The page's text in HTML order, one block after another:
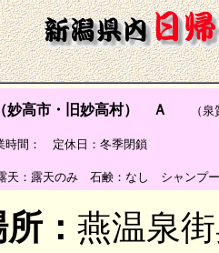
（妙高市・旧妙高村） Ａ （泉質
間： 定休日：冬季閉鎖
天：露天のみ 石鹸：なし シャンプ
： 燕温泉